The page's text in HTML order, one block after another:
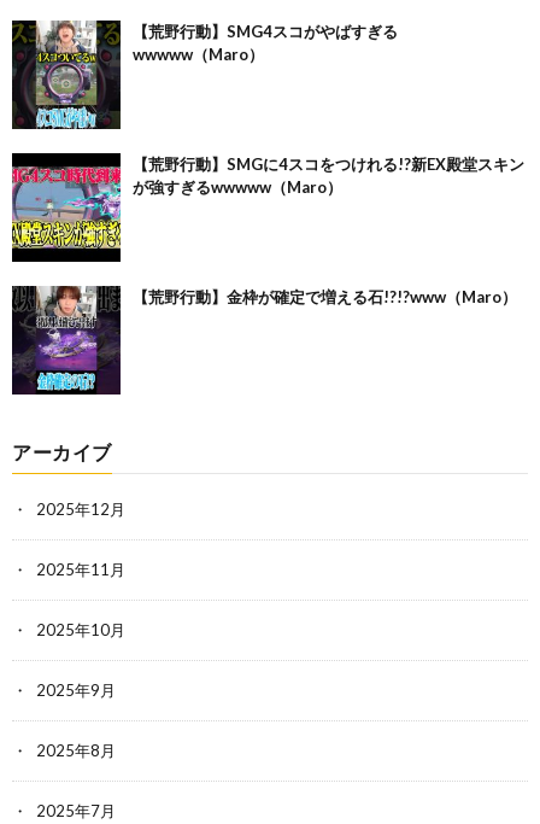
【荒野行動】SMG4スコがやばすぎる
wwwww（Maro）
【荒野行動】SMGに4スコをつけれる!?新EX殿堂スキン
が強すぎるwwwww（Maro）
【荒野行動】金枠が確定で増える石!?!?www（Maro）
アーカイブ
2025年12月
2025年11月
2025年10月
2025年9月
2025年8月
2025年7月